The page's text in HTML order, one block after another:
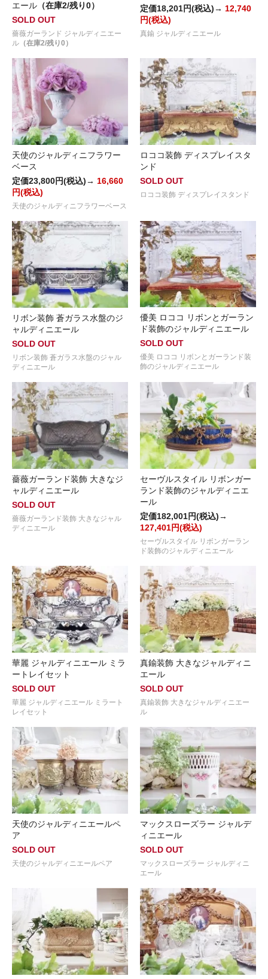
エール （在庫2/残り0）
SOLD OUT
薔薇ガーランド ジャルディニエー
ル （在庫2/残り0）
定価18,201円(税込)→ 12,740
円(税込)
真鍮 ジャルディニエール
天使のジャルディニフラワー
ベース
定価23,800円(税込)→ 16,660
円(税込)
天使のジャルディニフラワーベース
ロココ装飾 ディスプレイスタ
ンド
SOLD OUT
ロココ装飾 ディスプレイスタンド
リボン装飾 蒼ガラス水盤のジ
ャルディニエール
SOLD OUT
リボン装飾 蒼ガラス水盤のジャル
ディニエール
優美 ロココ リボンとガーラン
ド装飾のジャルディニエール
SOLD OUT
優美 ロココ リボンとガーランド装
飾のジャルディニエール
薔薇ガーランド装飾 大きなジ
ャルディニエール
SOLD OUT
薔薇ガーランド装飾 大きなジャル
ディニエール
セーヴルスタイル リボンガー
ランド装飾のジャルディニエ
ール
定価182,001円(税込)→
127,401円(税込)
セーヴルスタイル リボンガーラン
ド装飾のジャルディニエール
華麗 ジャルディニエール ミラ
ートレイセット
SOLD OUT
華麗 ジャルディニエール ミラート
レイセット
真鍮装飾 大きなジャルディニ
エール
SOLD OUT
真鍮装飾 大きなジャルディニエー
ル
天使のジャルディニエールペ
ア
SOLD OUT
天使のジャルディニエールペア
マックスローズラー ジャルデ
ィニエール
SOLD OUT
マックスローズラー ジャルディニ
エール